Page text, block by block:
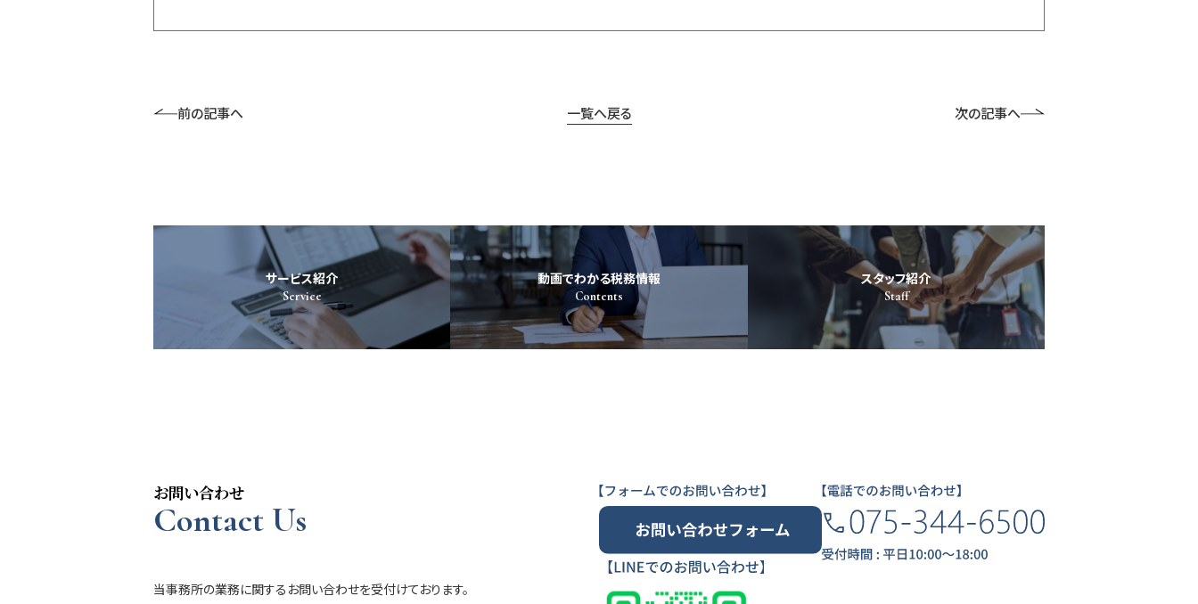
前の記事へ 一覧へ戻る 次の記事へ
サービス紹介
Service
動画でわかる税務情報
Contents
スタッフ紹介
Staff
お問い合わせ
Contact Us
当事務所の業務に関するお問い合わせを受付けております。